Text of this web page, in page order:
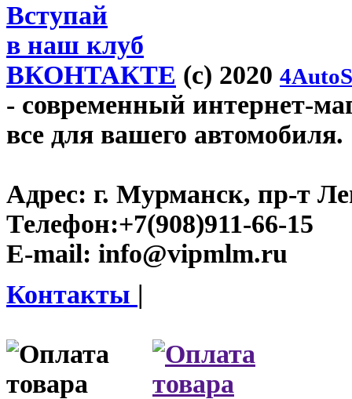
Вступай
в наш клуб
ВКОНТАКТЕ (c) 2020
- современный интернет-
все для вашего автомобиля.
Адрес: г. Мурманск, пр-т
Телефон:+7(908)911-66-15
E-mail: info@vipmlm.ru
Контакты |